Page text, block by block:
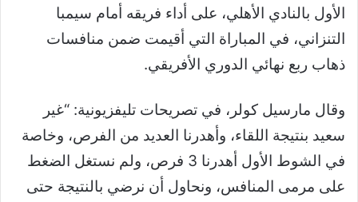
الأول بالنادي الأهلي، على أداء فريقه أمام سيمبا
التنزاني، في المباراة التي أقيمت ضمن منافسات
ذهاب ربع نهائي الدوري الأفريقي.
وقال مارسيل كولر، في تصريحات تليفزيونية: “غير
سعيد بنتيجة اللقاء، وأهدرنا العديد من الفرص، وخاصة
في الشوط الأول أهدرنا 3 فرص، ولم نستغل الضغط
على مرمى المنافس، ونحاول أن نرضي بالنتيجة حتى